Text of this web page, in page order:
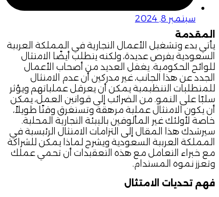
سبتمبر 8, 2024
المقدمة
يأتي بدء وتشغيل الأعمال التجارية في المملكة العربية
السعودية بفرص عديدة، ولكنه يتطلب أيضًا الامتثال
للوائح الحكومية. يغفل العديد من أصحاب الأعمال
الجدد عن هذا الجانب، غير مدركين أن عدم الامتثال
للمتطلبات التنظيمية يمكن أن يعرقل عملياتهم ويؤثر
سلبًا على النمو. من الضرائب إلى قوانين العمل، يمكن
أن يكون الامتثال عملية مرهقة وتستغرق وقتًا طويلاً،
خاصة لأولئك غير المألوفين بالبيئة التجارية المحلية.
سيرشدك هذا المقال إلى التزامات الامتثال الرئيسية في
المملكة العربية السعودية ويشرح لماذا يمكن للشراكة
مع خبراء التعامل مع هذه التعقيدات أن تحمي عملك
وتعزز نموه المستدام.
فهم تحديات الامتثال